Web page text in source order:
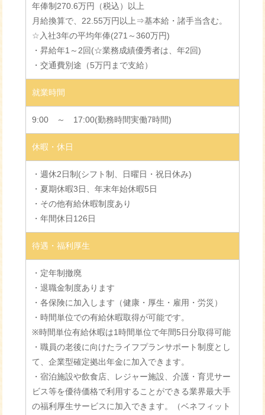
年俸制270.6万円（税込）以上
月給換算で、22.55万円以上⇒基本給・諸手当含む。
☆入社3年の平均年俸(271～360万円)
・昇給年1～2回(☆業務成績優秀者は、年2回)
・交通費別途（5万円まで支給）
就業時間
9:00 ～ 17:00(勤務時間実働7時間)
休暇・休日
・週休2日制(シフト制、日曜日・祝日休み)
・夏期休暇3日、年末年始休暇5日
・その他有給休暇制度あり
・年間休日126日
待遇・福利厚生
・定年制撤廃
・退職金制度あります
・各保険に加入します（健康・厚生・雇用・労災）
・時間単位での有給休暇取得が可能です。
※時間単位有給休暇は1時間単位で年間5日分取得可能
・職員の老後に向けたライフプランサポート制度とし
て、企業型確定拠出年金に加入できます。
・宿泊施設や飲食店、レジャー施設、介護・育児サー
ビス等を優待価格で利用することができる業界最大手
の福利厚生サービスに加入できます。（ベネフィット